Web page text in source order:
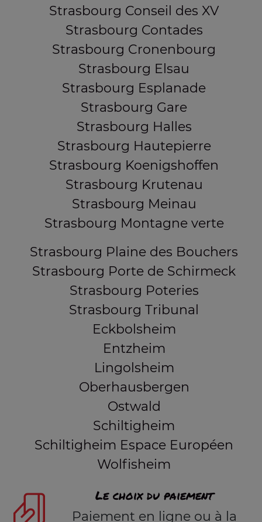
Strasbourg Conseil des XV
Strasbourg Contades
Strasbourg Cronenbourg
Strasbourg Elsau
Strasbourg Esplanade
Strasbourg Gare
Strasbourg Halles
Strasbourg Hautepierre
Strasbourg Koenigshoffen
Strasbourg Krutenau
Strasbourg Meinau
Strasbourg Montagne verte
Strasbourg Plaine des Bouchers
Strasbourg Porte de Schirmeck
Strasbourg Poteries
Strasbourg Tribunal
Eckbolsheim
Entzheim
Lingolsheim
Oberhausbergen
Ostwald
Schiltigheim
Schiltigheim Espace Européen
Wolfisheim
Le choix du paiement
Paiement en ligne ou à la